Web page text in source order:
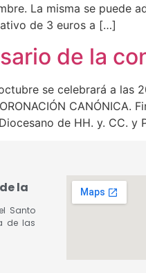
La misma se puede
de 3 euros a […]
de la
se celebrará a las
de HH. y. CC.
la
Santo
de las